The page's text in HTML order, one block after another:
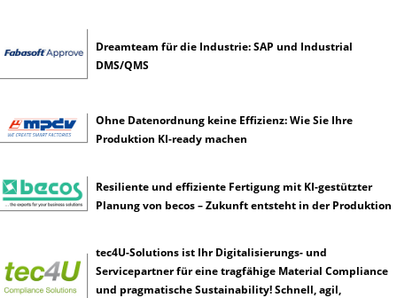
h
e
n
t
l
i
n
z
Dreamteam für die Industrie: SAP und Industrial
DMS/QMS
Ohne Datenordnung keine Effizienz: Wie Sie Ihre
Produktion KI-ready machen
Resiliente und effiziente Fertigung mit KI-gestützter
Planung von becos – Zukunft entsteht in der Produktion
tec4U-Solutions ist Ihr Digitalisierungs- und
Servicepartner für eine tragfähige Material Compliance
und pragmatische Sustainability! Schnell, agil,